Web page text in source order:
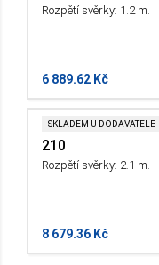
Rozpětí svěrky: 1.2 m.
6 889.62 Kč
SKLADEM U DODAVATELE
210
Rozpětí svěrky: 2.1 m.
8 679.36 Kč